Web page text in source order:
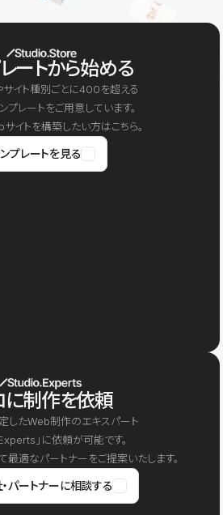
ートから始める
サイト種別ごとに400を超える
プレートをご用意しています。
イトを構築したい方はこちら。
プレートを見る
に制作を依頼
したWeb制作のエキスパート
」に依頼が可能です。
適なパートナーをご提案いたします。
パートナーに相談する